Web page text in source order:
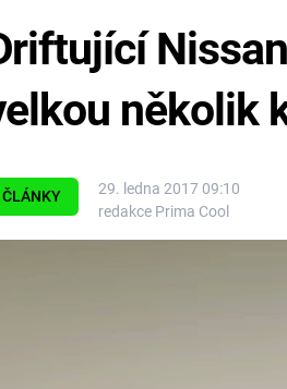
ČLÁNKY
29. ledna 2017 09:10
redakce Prima Cool
několik